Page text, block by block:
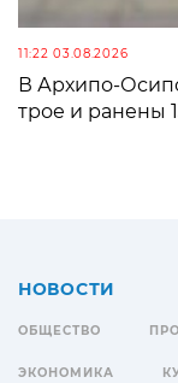
11:22 03.08.2026
В Архипо-
трое и ранены
НОВОСТИ
ОБЩЕСТВО
ЭКОНОМИКА